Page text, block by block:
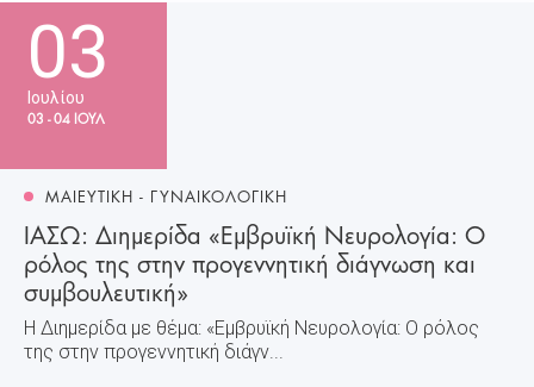
03
Ιουλίου
03 - 04 ΙΟΥΛ
ΜΑΙΕΥΤΙΚΗ - ΓΥΝΑΙΚΟΛΟΓΙΚΗ
ΙΑΣΩ: Διημερίδα «Εμβρυϊκή Νευρολογία: Ο
ρόλος της στην προγεννητική διάγνωση και
συμβουλευτική»
Η Διημερίδα με θέμα: «Εμβρυϊκή Νευρολογία: Ο ρόλος
της στην προγεννητική διάγν...